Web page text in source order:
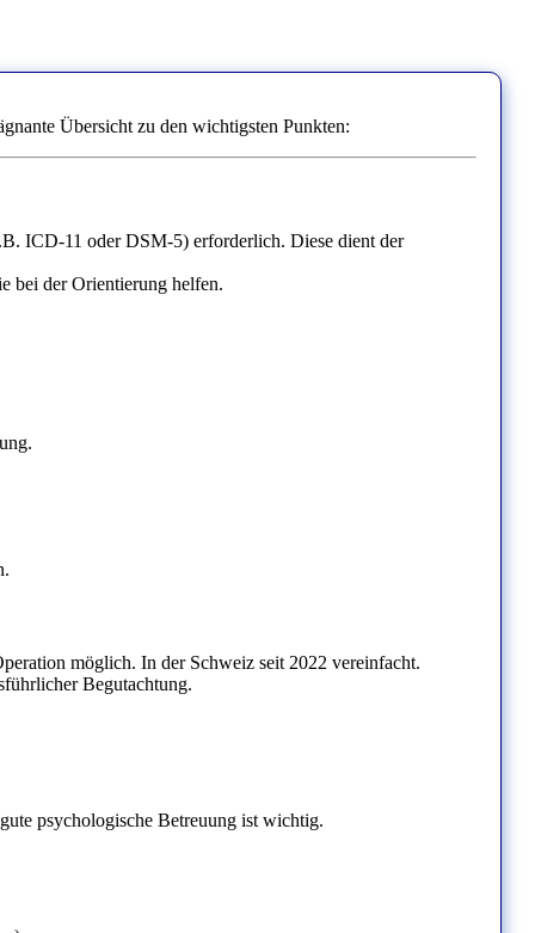
Übersicht zu den wichtigsten Punkten:
ICD-11 oder DSM-5) erforderlich. Diese dient der
bei der Orientierung helfen.
möglich. In der Schweiz seit 2022 vereinfacht.
Begutachtung.
psychologische Betreuung ist wichtig.